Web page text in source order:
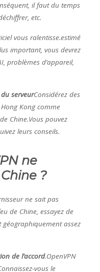
il faut du temps
etc.
vous ralentisse.estimé
important, vous devrez
problèmes d’appareil,
serveurConsidérez des
Kong comme
de Chine.Vous pouvez
leurs conseils.
ne
?
ne sait pas
de Chine, essayez de
assez
de l’accord.OpenVPN
vous le